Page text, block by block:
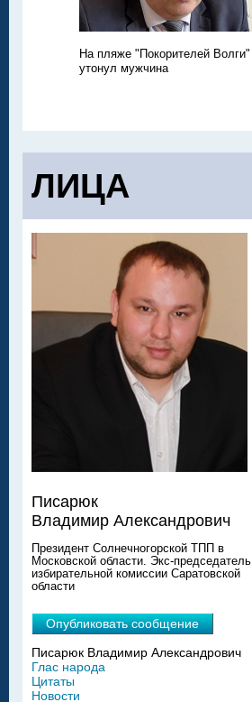
На пляже "Покорителей Волги"
утонул мужчина
ЛИЦА
Писарюк
Владимир Александрович
Президент Солнечногорской ТПП в
Московской области. Экс-председатель
избирательной комиссии Саратовской
области
Опубликовать сообщение
Писарюк Владимир Александрович
Глас народа
Цитаты
Новости